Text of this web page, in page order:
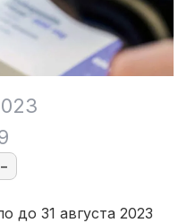
–
до 31 августа 2023